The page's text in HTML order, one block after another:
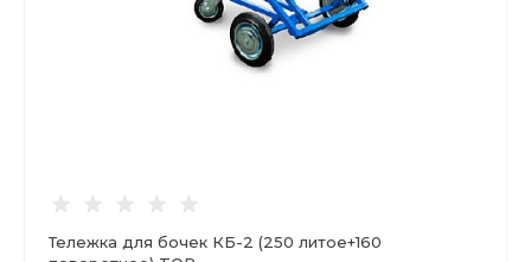
Тележка для бочек КБ-2 (250 литое+160